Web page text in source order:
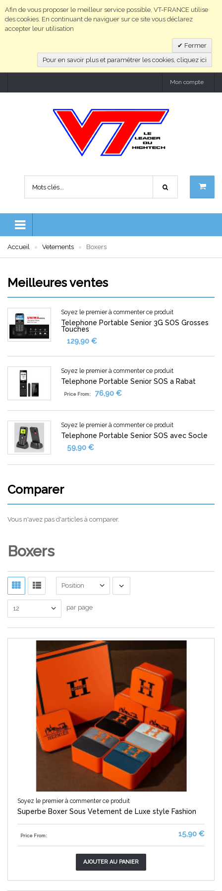
Afin de vous proposer le meilleur service possible, VT-FRANCE utilise
des cookies. En continuant de naviguer sur ce site vous déclarez
accepter leur utilisation
Fermer
Pour en savoir plus et paramétrer les cookies, cliquez ici
Mon compte
Accueil Vetements Boxers
Meilleures ventes
Soyez le premier à commenter ce produit
Telephone Portable Senior 3G SOS Grosses
Touches
129,90 €
Soyez le premier à commenter ce produit
Telephone Portable Senior SOS a Rabat
Price From: 76,90 €
Soyez le premier à commenter ce produit
Telephone Portable Senior SOS avec Socle
59,90 €
Comparer
Vous n'avez pas d'articles à comparer.
Boxers
Position
12 par page
Soyez le premier à commenter ce produit
Superbe Boxer Sous Vetement de Luxe style Fashion
Price From: 15,90 €
AJOUTER AU PANIER